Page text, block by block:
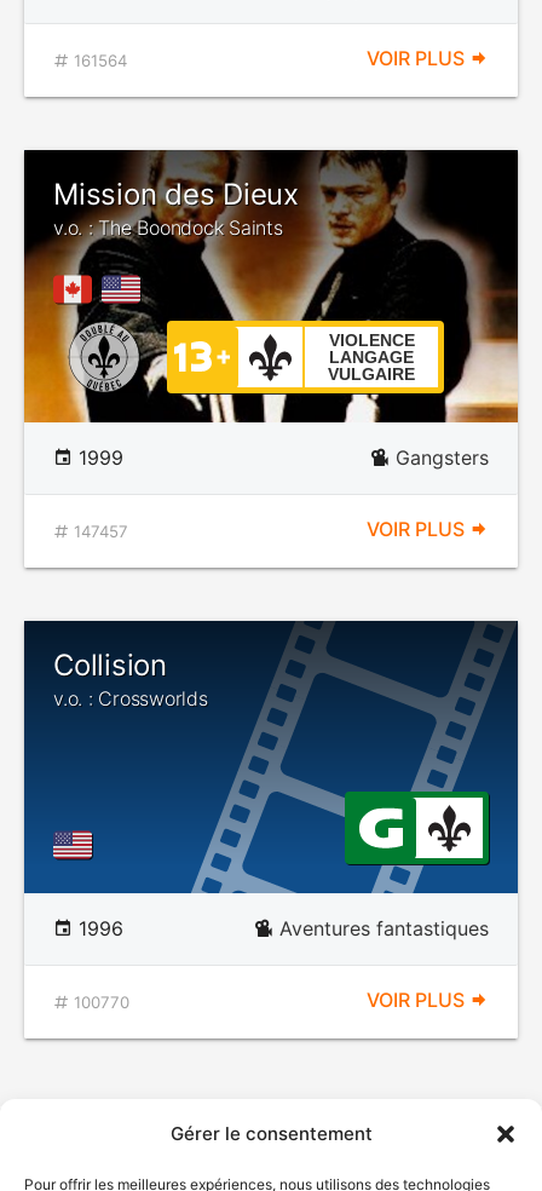
Gérer le consentement
Pour offrir les meilleures expériences, nous utilisons des technologies
161564 VOIR PLUS
Mission des Dieux
v.o. : The Boondock Saints
VIOLENCE
LANGAGE
VULGAIRE
1999 Gangsters
147457 VOIR PLUS
Collision
v.o. : Crossworlds
1996 Aventures fantastiques
100770 VOIR PLUS